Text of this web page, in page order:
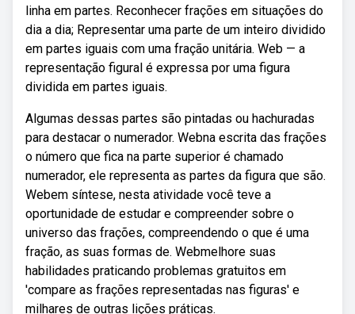
linha em partes. Reconhecer frações em situações do
dia a dia; Representar uma parte de um inteiro dividido
em partes iguais com uma fração unitária. Web — a
representação figural é expressa por uma figura
dividida em partes iguais.
Algumas dessas partes são pintadas ou hachuradas
para destacar o numerador. Webna escrita das frações
o número que fica na parte superior é chamado
numerador, ele representa as partes da figura que são.
Webem síntese, nesta atividade você teve a
oportunidade de estudar e compreender sobre o
universo das frações, compreendendo o que é uma
fração, as suas formas de. Webmelhore suas
habilidades praticando problemas gratuitos em
'compare as frações representadas nas figuras' e
milhares de outras lições práticas.